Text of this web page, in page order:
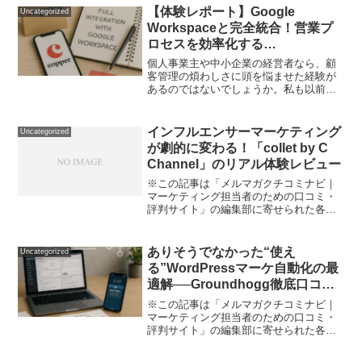
的に高めたい」、でもプロモーション施
策に費やす時間や手間・コ...
Uncategorized
【体験レポート】Google
Workspaceと完全統合！営業プ
ロセスを効率化する
CRM「Copper（コッパー）」
個人事業主や中小企業の経営者なら、顧
客管理の煩わしさに頭を悩ませた経験が
あるのではないでしょうか。私も以前
重要な商談の機会を逃してしまうことが
ありました。そんな悩みを解...
Uncategorized
インフルエンサーマーケティング
が劇的に変わる！「collet by C
Channel」のリアル体験レビュー
※この記事は「メルマガクチコミナビ｜
マーケティング担当者のための口コミ・
評判サイト」の編集部に寄せられた各商
い」「Z世代や若い女性に商品やサービス
が全然伝わらない」「イ...
Uncategorized
ありそうでなかった“使え
る”WordPressマーケ自動化の最
適解──Groundhogg徹底口コミ
レビュー！
※この記事は「メルマガクチコミナビ｜
マーケティング担当者のための口コミ・
評判サイト」の編集部に寄せられた各商